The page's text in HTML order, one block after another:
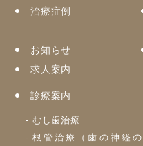
治療症例
お知らせ
求人案内
診療案内
むし歯治療
根管治療（歯の神経